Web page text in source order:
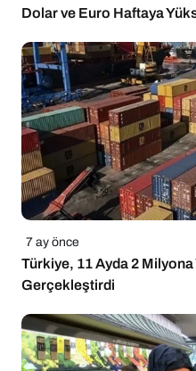
Dolar ve Euro Haftaya
7 ay önce
Türkiye, 11 Ayda 2 Milyona
Gerçekleştirdi